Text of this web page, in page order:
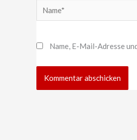
Name*
Name, E-Mail-Adresse